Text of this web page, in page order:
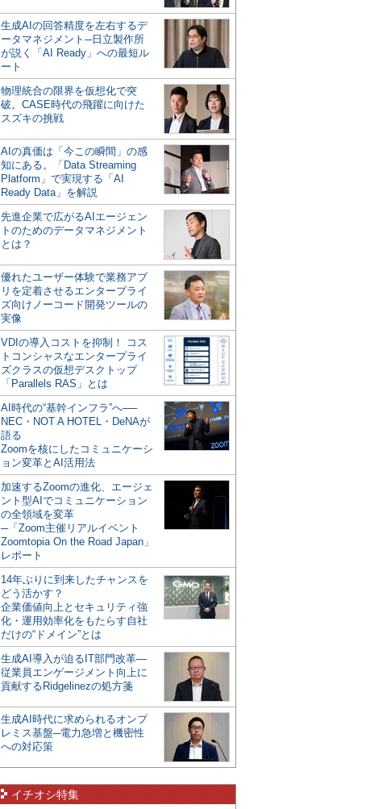
生成AIの回答精度を左右するデ
ータマネジメント─日立製作所
が説く「AI Ready」への最短ル
ート
物理統合の限界を仮想化で突
破。CASE時代の飛躍に向けた
スズキの挑戦
AIの真価は「今この瞬間」の感
知にある。「Data Streaming
Platform」で実現する「AI
Ready Data」を解説
先進企業で広がるAIエージェン
トのためのデータマネジメント
とは？
優れたユーザー体験で業務アプ
リを定着させるエンタープライ
ズ向けノーコード開発ツールの
実像
VDIの導入コストを抑制！ コス
トコンシャスなエンタープライ
ズクラスの仮想デスクトップ
「Parallels RAS」とは
AI時代の“基幹インフラ”へ──
NEC・NOT A HOTEL・DeNAが
語る
Zoomを核にしたコミュニケーシ
ョン変革とAI活用法
加速するZoomの進化、エージェ
ント型AIでコミュニケーション
の全領域を変革
─「Zoom主催リアルイベント
Zoomtopia On the Road Japan」
レポート
14年ぶりに到来したチャンスを
どう活かす？
企業価値向上とセキュリティ強
化・運用効率化をもたらす自社
だけの“ドメイン”とは
生成AI導入が迫るIT部門改革―
従業員エンゲージメント向上に
貢献するRidgelinezの処方箋
生成AI時代に求められるオンプ
レミス基盤─電力急増と機密性
への対応策
イチオシ特集